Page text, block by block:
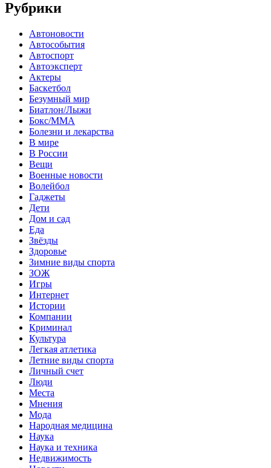
Рубрики
Автоновости
Автособытия
Автоспорт
Автоэксперт
Актеры
Баскетбол
Безумный мир
Биатлон/Лыжи
Бокс/MMA
Болезни и лекарства
В мире
В России
Вещи
Военные новости
Волейбол
Гаджеты
Дети
Дом и сад
Еда
Звёзды
Здоровье
Зимние виды спорта
ЗОЖ
Игры
Интернет
Истории
Компании
Криминал
Культура
Легкая атлетика
Летние виды спорта
Личный счет
Люди
Места
Мнения
Мода
Народная медицина
Наука
Наука и техника
Недвижимость